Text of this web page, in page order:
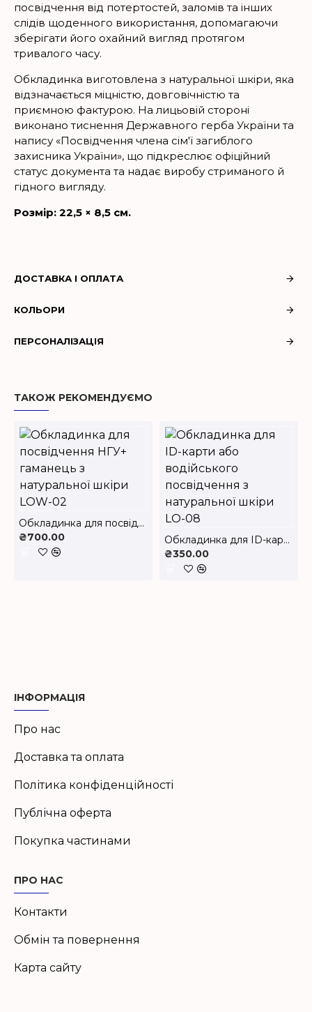
посвідчення від потертостей, заломів та інших
слідів щоденного використання, допомагаючи
зберігати його охайний вигляд протягом
тривалого часу.
Обкладинка виготовлена з натуральної шкіри, яка
відзначається міцністю, довговічністю та
приємною фактурою. На лицьовій стороні
виконано тиснення Державного герба України та
напису «Посвідчення члена сім'ї загиблого
захисника України», що підкреслює офіційний
статус документа та надає виробу стриманого й
гідного вигляду.
Розмір: 22,5 × 8,5 см.
ДОСТАВКА І ОПЛАТА
КОЛЬОРИ
ПЕРСОНАЛІЗАЦІЯ
ТАКОЖ РЕКОМЕНДУЄМО
Обкладинка для посвідчення НГУ+ гаманець з натуральної шкіри LOW-02
₴700.00
Обкладинка для ID-карти або водійського посвідчення з натуральної шкіри LO-08
₴350.00
ІНФОРМАЦІЯ
Про нас
Доставка та оплата
Політика конфіденційності
Публічна оферта
Покупка частинами
ПРО НАС
Контакти
Обмін та повернення
Карта сайту